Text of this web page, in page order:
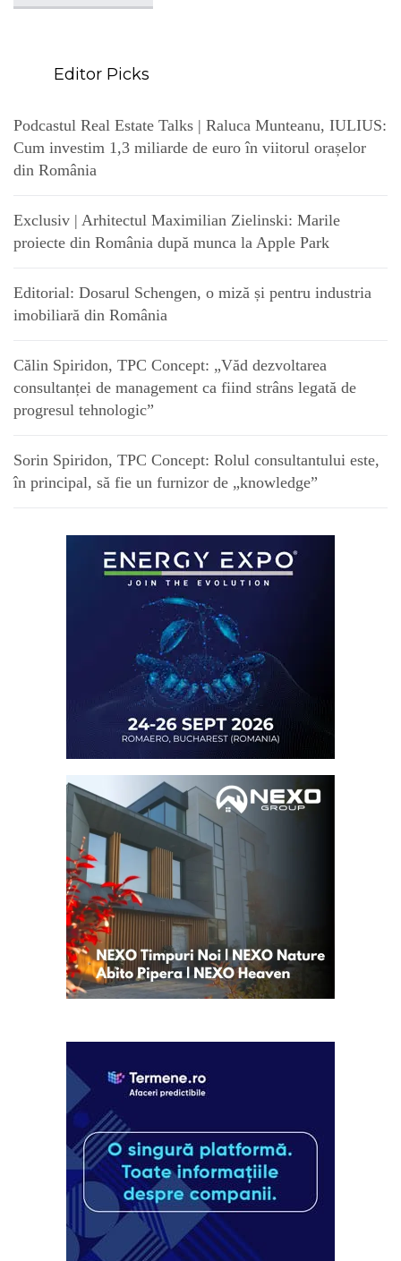
Editor Picks
Podcastul Real Estate Talks | Raluca Munteanu, IULIUS:
Cum investim 1,3 miliarde de euro în viitorul orașelor
din România
Exclusiv | Arhitectul Maximilian Zielinski: Marile
proiecte din România după munca la Apple Park
Editorial: Dosarul Schengen, o miză și pentru industria
imobiliară din România
Călin Spiridon, TPC Concept: „Văd dezvoltarea
consultanței de management ca fiind strâns legată de
progresul tehnologic”
Sorin Spiridon, TPC Concept: Rolul consultantului este,
în principal, să fie un furnizor de „knowledge”